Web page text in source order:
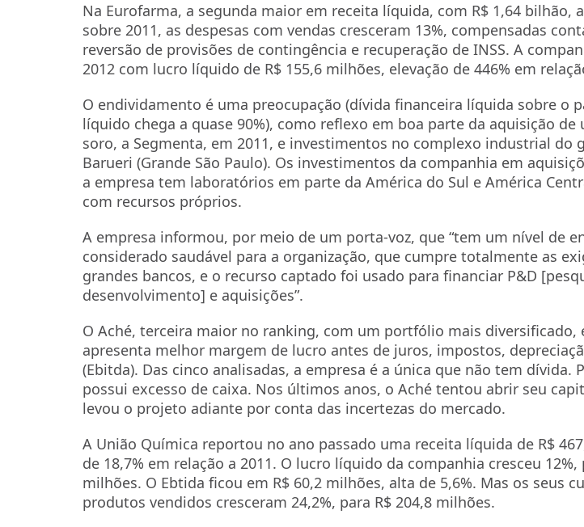
Na Eurofarma, a segunda maior em receita líquida, com R$ 1,64 bilhão,
sobre 2011, as despesas com vendas cresceram 13%, compensadas
reversão de provisões de contingência e recuperação de INSS. A
2012 com lucro líquido de R$ 155,6 milhões, elevação de 446% em
O endividamento é uma preocupação (dívida financeira líquida sobre o
líquido chega a quase 90%), como reflexo em boa parte da aquisição de
soro, a Segmenta, em 2011, e investimentos no complexo industrial do
Barueri (Grande São Paulo). Os investimentos da companhia em
a empresa tem laboratórios em parte da América do Sul e América
com recursos próprios.
A empresa informou, por meio de um porta-voz, que “tem um nível de
considerado saudável para a organização, que cumpre totalmente as
grandes bancos, e o recurso captado foi usado para financiar P&D
desenvolvimento] e aquisições”.
O Aché, terceira maior no ranking, com um portfólio mais diversificado,
apresenta melhor margem de lucro antes de juros, impostos,
(Ebitda). Das cinco analisadas, a empresa é a única que não tem dívida.
possui excesso de caixa. Nos últimos anos, o Aché tentou abrir seu
levou o projeto adiante por conta das incertezas do mercado.
A União Química reportou no ano passado uma receita líquida de R$
de 18,7% em relação a 2011. O lucro líquido da companhia cresceu 12%,
milhões. O Ebtida ficou em R$ 60,2 milhões, alta de 5,6%. Mas os seus
produtos vendidos cresceram 24,2%, para R$ 204,8 milhões.